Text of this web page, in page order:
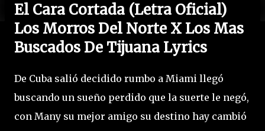
El Cara Cortada (Letra Oficial)
Los Morros Del Norte X Los Mas
Buscados De Tijuana Lyrics
De Cuba salió decidido rumbo a Miami llegó
buscando un sueño perdido que la suerte le negó,
con Many su mejor amigo su destino hay cambió